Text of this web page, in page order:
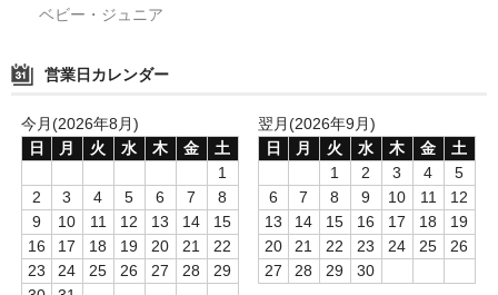
ベビー・ジュニア
営業日カレンダー
今月(2026年8月)
日
月 火 水 木 金
土
1
2
3 4 5 6 7
8
9
10 11 12 13 14
15
16
17 18 19 20 21
22
23
24 25 26 27 28
29
翌月(2026年9月)
日
月 火 水 木 金
土
1
2 3 4
5
6
7 8 9 10 11
12
13
14 15 16 17 18
19
20
21 22 23 24 25
26
27
28 29 30